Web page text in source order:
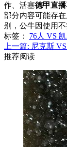
作、活塞德甲直播
部分内容可能存
别，公牛因使用
标签 ： 76人 VS
上一篇: 尼克斯
推荐阅读